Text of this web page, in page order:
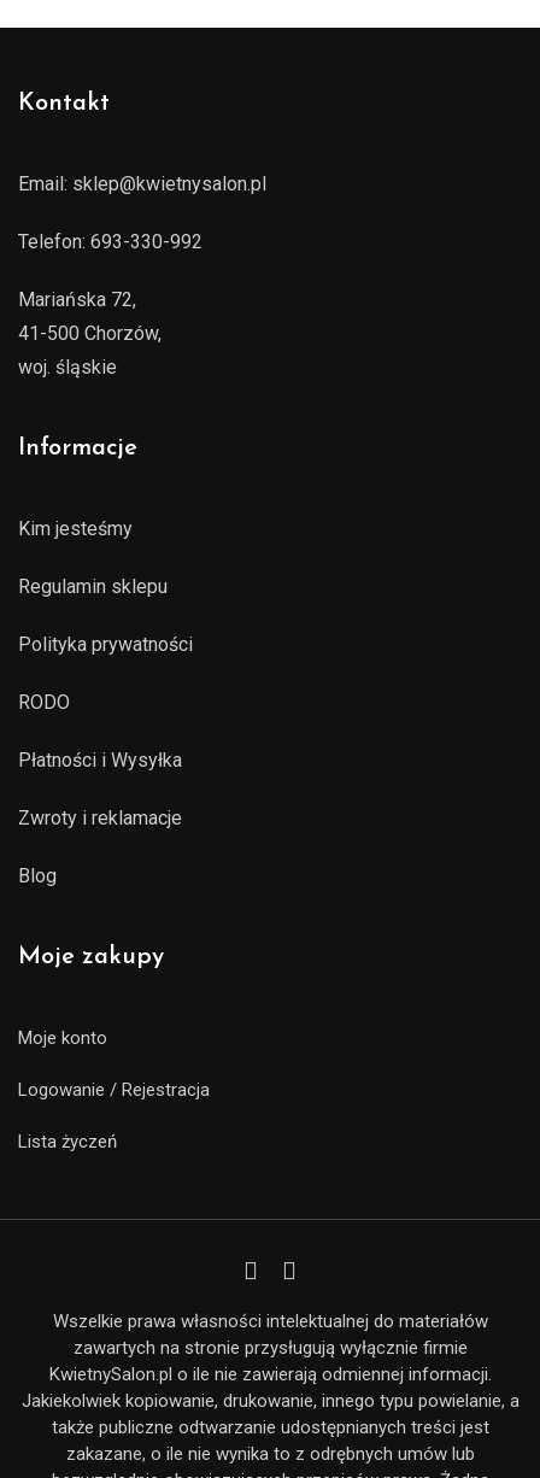
Kontakt
Email: sklep@kwietnysalon.pl
Telefon: 693-330-992
Mariańska 72,
41-500 Chorzów,
woj. śląskie
Informacje
Kim jesteśmy
Regulamin sklepu
Polityka prywatności
RODO
Płatności i Wysyłka
Zwroty i reklamacje
Blog
Moje zakupy
Moje konto
Logowanie / Rejestracja
Lista życzeń
Wszelkie prawa własności intelektualnej do materiałów
zawartych na stronie przysługują wyłącznie firmie
KwietnySalon.pl o ile nie zawierają odmiennej informacji.
Jakiekolwiek kopiowanie, drukowanie, innego typu powielanie, a
także publiczne odtwarzanie udostępnianych treści jest
zakazane, o ile nie wynika to z odrębnych umów lub